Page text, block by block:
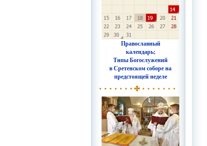
Православный
календарь;
Типы Богослужений
в Сретенском соборе на
предстоящей неделе